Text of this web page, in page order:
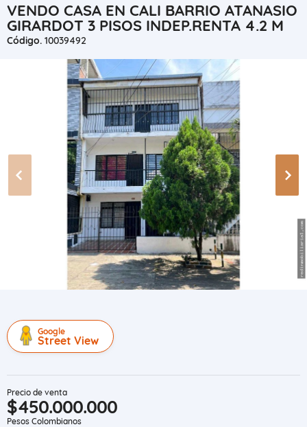
VENDO CASA EN CALI BARRIO ATANASIO
GIRARDOT 3 PISOS INDEP.RENTA 4.2 M
Código. 10039492
Google
Street View
Precio de venta
$450.000.000
Pesos Colombianos